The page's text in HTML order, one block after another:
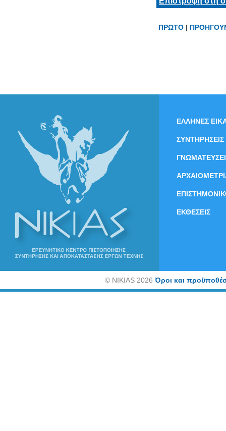
ΠΡΩΤΟ |
ΕΛΛΗΝΕΣ
ΣΥΝΤΗΡΗΣΕΙΣ
ΕΚΘΕΣΕΙΣ
©NIKIAS 2026Όροι και